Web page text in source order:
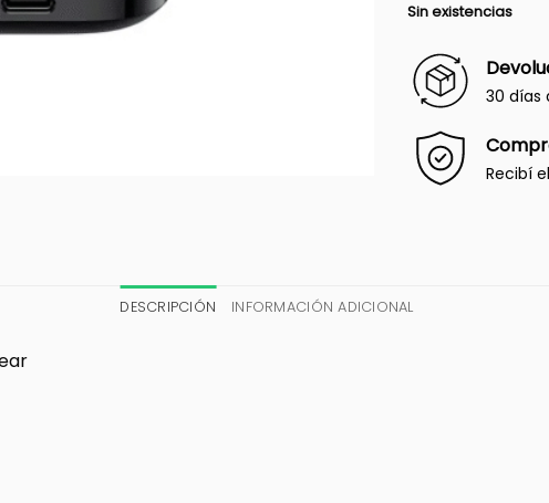
Sin existencias
30 días
Recibí
DESCRIPCIÓN INFORMACIÓN ADICIONAL